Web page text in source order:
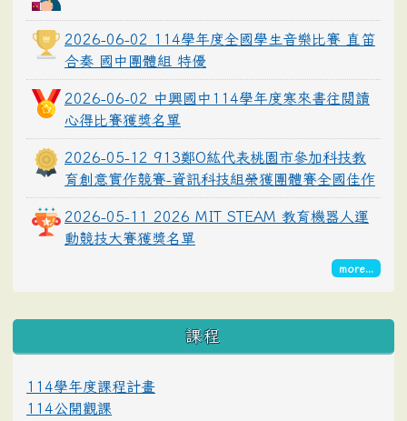
2026-06-02 114學年度全國學生音樂比賽 直笛
合奏 國中團體組 特優
2026-06-02 中興國中114學年度寒來書往閱讀
心得比賽獲獎名單
2026-05-12 913鄭O紘代表桃園市參加科技教
育創意實作競賽-資訊科技組榮獲團體賽全國佳作
2026-05-11 2026 MIT STEAM 教育機器人運
動競技大賽獲獎名單
more...
課程
114學年度課程計畫
114公開觀課